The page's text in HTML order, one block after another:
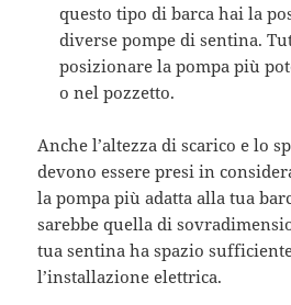
questo tipo di barca hai la
diverse pompe di sentina.
posizionare la pompa più
o nel pozzetto.
Anche l’altezza di scarico e lo
devono essere presi in
la pompa più adatta alla tua
sarebbe quella di
tua sentina ha spazio
l’installazione elettrica.